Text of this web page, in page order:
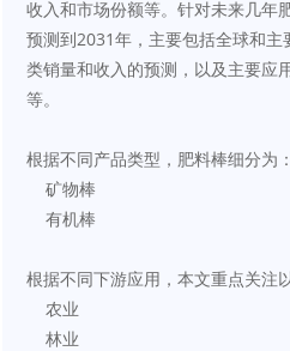
收入和市场份额等。针对未来几年
预测到2031年，主要包括全球和
类销量和收入的预测，以及主要应
等。
根据不同产品类型，肥料棒细分为：
    矿物棒
    有机棒
根据不同下游应用，本文重点关注
    农业
    林业